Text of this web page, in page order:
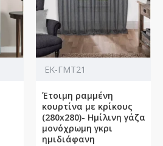
ΕΚ-ΓΜΤ21
Έτοιμη ραμμένη
κουρτίνα με κρίκους
(280x280)- Ημίλινη γάζα
μονόχρωμη γκρι
ημιδιάφανη